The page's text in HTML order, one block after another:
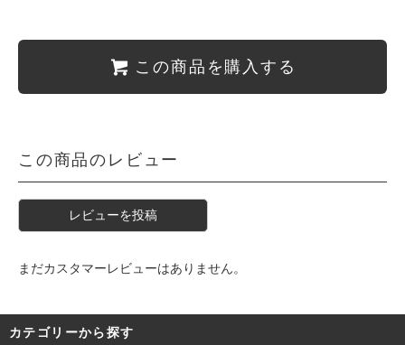
この商品を購入する
この商品のレビュー
レビューを投稿
まだカスタマーレビューはありません。
カテゴリーから探す